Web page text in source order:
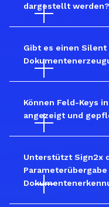
dargestellt werden?
Gibt es einen Silent
Können Feld-Keys
angezeigt und
Unterstützt Sign2x